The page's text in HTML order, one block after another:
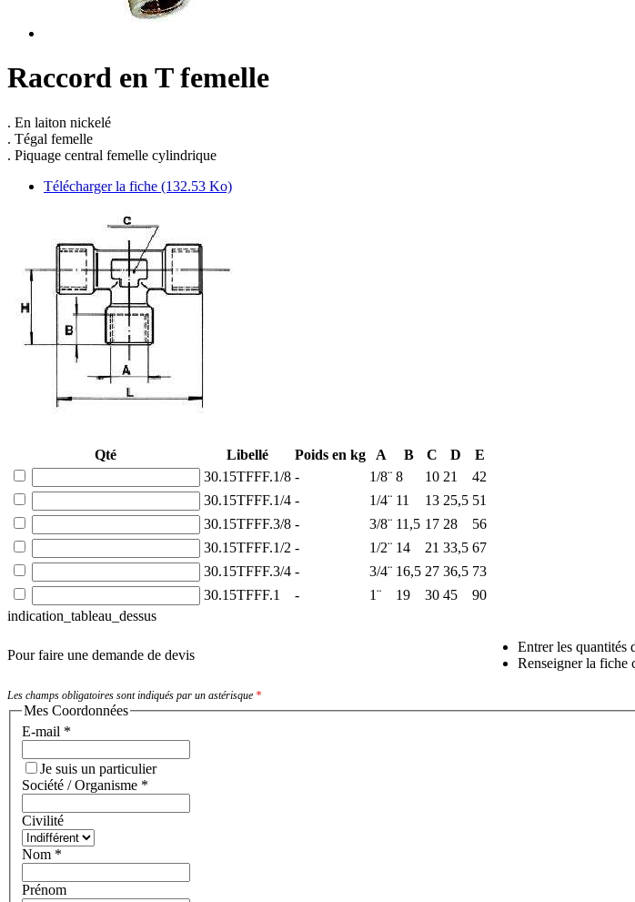
Raccord en T femelle
. En laiton nickelé
. Tégal femelle
. Piquage central femelle cylindrique
Télécharger la fiche (132.53 Ko)
Qté Libellé Poids en kg A B C D
E
30.15TFFF.1/8 - 1/8¨ 8 10 21
42
30.15TFFF.1/4 - 1/4¨ 11 13 25,5 51
30.15TFFF.3/8 - 3/8¨ 11,5 17 28
56
30.15TFFF.1/2 - 1/2¨ 14 21 33,5 67
30.15TFFF.3/4 - 3/4¨ 16,5 27 36,5 73
30.15TFFF.1
- 1¨ 19 30 45
90
indication_tableau_dessus
Pour faire une demande de devis
Entrer les quantités
Renseigner la fiche
Les champs obligatoires sont indiqués par un astérisque *
Mes Coordonnées
E-mail *
Je suis un particulier
Société / Organisme *
Civilité
Nom *
Prénom